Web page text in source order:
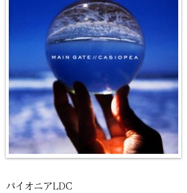
パイオニアLDC